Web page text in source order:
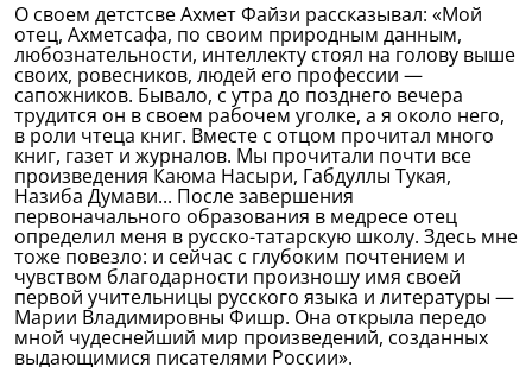
О своем детстсве Ахмет Файзи рассказывал: «Мой
отец, Ахметсафа, по своим природным данным,
любознательности, интеллекту стоял на голову выше
своих, ровесников, людей его профессии —
сапожников. Бывало, с утра до позднего вечера
трудится он в своем рабочем уголке, а я около него,
в роли чтеца книг. Вместе с отцом прочитал много
книг, газет и журналов. Мы прочитали почти все
произведения Каюма Насыри, Габдуллы Тукая,
Назиба Думави... После завершения
первоначального образования в медресе отец
определил меня в русско-татарскую школу. Здесь мне
тоже повезло: и сейчас с глубоким почтением и
чувством благодарности произношу имя своей
первой учительницы русского языка и литературы —
Марии Владимировны Фишр. Она открыла передо
мной чудеснейший мир произведений, созданных
выдающимися писателями России».